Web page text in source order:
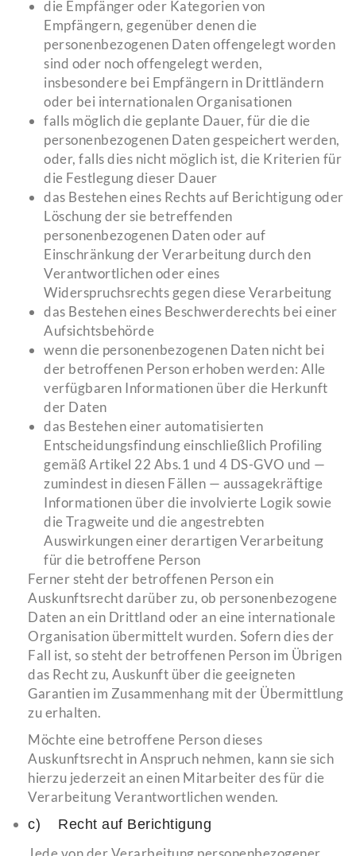
die Empfänger oder Kategorien von
Empfängern, gegenüber denen die
personenbezogenen Daten offengelegt worden
sind oder noch offengelegt werden,
insbesondere bei Empfängern in Drittländern
oder bei internationalen Organisationen
falls möglich die geplante Dauer, für die die
personenbezogenen Daten gespeichert werden,
oder, falls dies nicht möglich ist, die Kriterien für
die Festlegung dieser Dauer
das Bestehen eines Rechts auf Berichtigung oder
Löschung der sie betreffenden
personenbezogenen Daten oder auf
Einschränkung der Verarbeitung durch den
Verantwortlichen oder eines
Widerspruchsrechts gegen diese Verarbeitung
das Bestehen eines Beschwerderechts bei einer
Aufsichtsbehörde
wenn die personenbezogenen Daten nicht bei
der betroffenen Person erhoben werden: Alle
verfügbaren Informationen über die Herkunft
der Daten
das Bestehen einer automatisierten
Entscheidungsfindung einschließlich Profiling
gemäß Artikel 22 Abs.1 und 4 DS-GVO und —
zumindest in diesen Fällen — aussagekräftige
Informationen über die involvierte Logik sowie
die Tragweite und die angestrebten
Auswirkungen einer derartigen Verarbeitung
für die betroffene Person
Ferner steht der betroffenen Person ein
Auskunftsrecht darüber zu, ob personenbezogene
Daten an ein Drittland oder an eine internationale
Organisation übermittelt wurden. Sofern dies der
Fall ist, so steht der betroffenen Person im Übrigen
das Recht zu, Auskunft über die geeigneten
Garantien im Zusammenhang mit der Übermittlung
zu erhalten.
Möchte eine betroffene Person dieses
Auskunftsrecht in Anspruch nehmen, kann sie sich
hierzu jederzeit an einen Mitarbeiter des für die
Verarbeitung Verantwortlichen wenden.
c) Recht auf Berichtigung